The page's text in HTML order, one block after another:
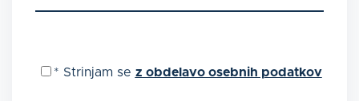
* Strinjam se z obdelavo osebnih podatkov